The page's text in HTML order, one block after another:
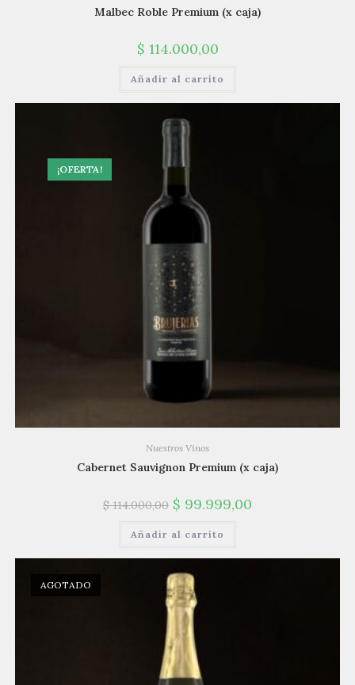
Malbec Roble Premium (x caja)
$ 114.000,00
Añadir al carrito
¡OFERTA!
Nuestros Vinos
Cabernet Sauvignon Premium (x caja)
$114.000,00 $ 99.999,00
Añadir al carrito
AGOTADO